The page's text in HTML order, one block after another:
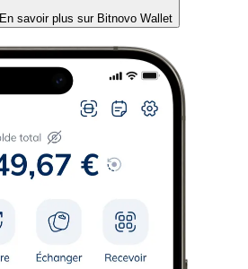
En savoir plus sur Bitnovo Wallet